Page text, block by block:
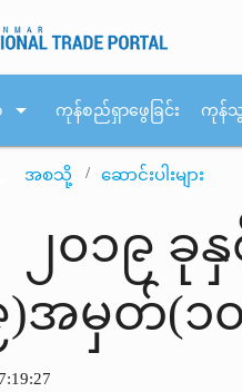
arrow_drop_down ကုန်စည်ရှာဖွေခြင်း ကုန်
အစသို့ ဆောင်းပါးများ
၂၀၁၉
မှတ်(၁၀)